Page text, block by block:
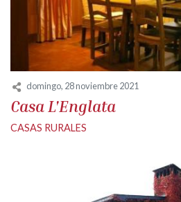
domingo, 28 noviembre 2021
Casa L'Englata
CASAS RURALES